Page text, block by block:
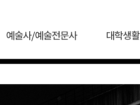
예술사/예술전문사 대학생활